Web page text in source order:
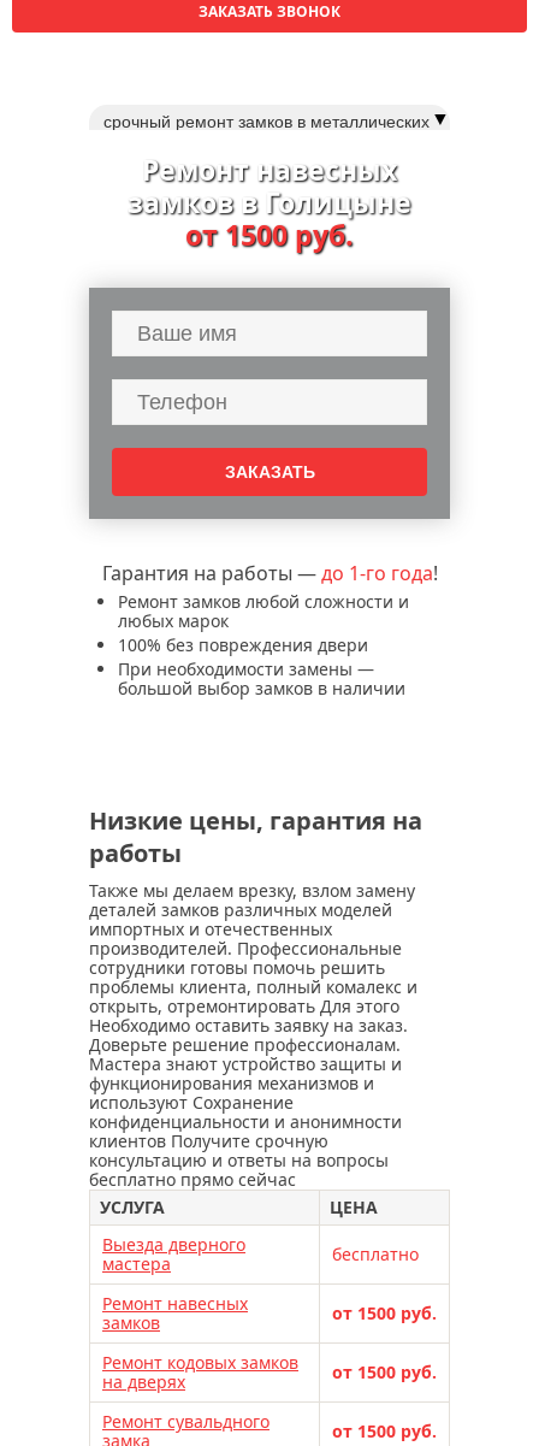
ЗАКАЗАТЬ ЗВОНОК
срочный ремонт замков в металлических
мастер по ремонту замков дверей
срочный ремонт дверных замков
ремонт и замена замка fuaro (фуаро)
замена личинки замка двери
замена замка в китайской двери
установка дополнительного замка в
дверь
перекодировка замка входной двери
служба аварийного вскрытия замков и
дверей
врезка замка в металлическую дверь
замена ручки дверного замка
замена дверных замков
установка дверных замков
замена входного замка
вскрытие и замена замков эльбор
вскрытие и замена замков kale
вскрытие и замена замков iseo
вскрытие и замена замка apecs
вскрытие и замена замков masterlock
вскрытие и замена замков класс
вскрытие и замена замков сам
монтаж замков – прерогатива
специалистов
починить замок может только мастер
перекодировка замка cisa
перекодировка замков
габаритные чертежи замков
немного о замках
ремонт ручек входной двери
ремонт входной металлической двери
мастер по ремонту входной двери
ремонт входных дверей в москве
▼
Ремонт навесных
замков в Голицыне
от 1500 руб.
Гарантия на работы —до 1-го года!
Ремонт замков любой сложности и
любых марок
100% без повреждения двери
При необходимости замены —
большой выбор замков в наличии
Низкие цены, гарантия на
работы
Также мы делаем врезку, взлом замену
деталей замков различных моделей
импортных и отечественных
производителей. Профессиональные
сотрудники готовы помочь решить
проблемы клиента, полный комалекс и
открыть, отремонтировать Для этого
Необходимо оставить заявку на заказ.
Доверьте решение профессионалам.
Мастера знают устройство защиты и
функционирования механизмов и
используют Сохранение
конфиденциальности и анонимности
клиентов Получите срочную
консультацию и ответы на вопросы
бесплатно прямо сейчас
УСЛУГА
ЦЕНА
Выезда дверного
мастера
бесплатно
Ремонт навесных
замков
от 1500 руб.
Ремонт кодовых замков
на дверях
от 1500 руб.
Ремонт сувальдного
замка
от 1500 руб.